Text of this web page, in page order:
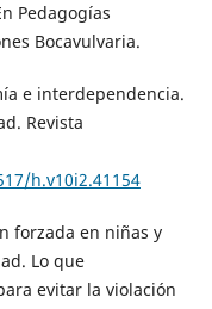
Pedagogías
Bocavulvaria.
e interdependencia.
Revista
h.v10i2.41154
forzada en niñas y
Lo que
evitar la violación